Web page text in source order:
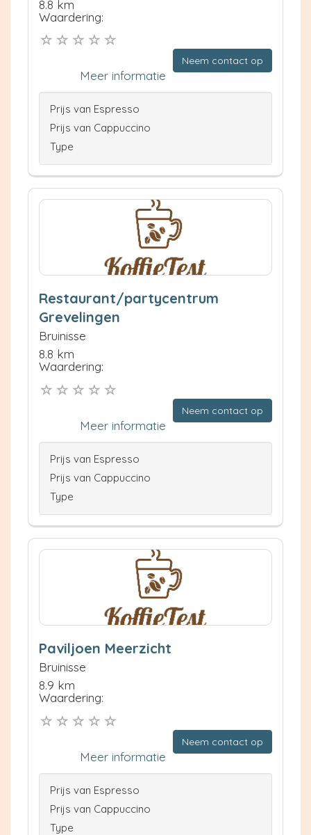
8.8 km
Waardering:
Neem contact op
Meer informatie
Prijs van Espresso
Prijs van Cappuccino
Type
Restaurant/partycentrum
Grevelingen
Bruinisse
8.8 km
Waardering:
Neem contact op
Meer informatie
Prijs van Espresso
Prijs van Cappuccino
Type
Paviljoen Meerzicht
Bruinisse
8.9 km
Waardering:
Neem contact op
Meer informatie
Prijs van Espresso
Prijs van Cappuccino
Type